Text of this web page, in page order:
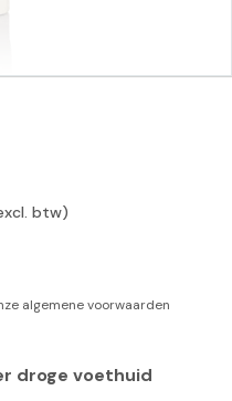
btw)
algemene voorwaarden
droge voethuid